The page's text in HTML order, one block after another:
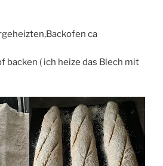
ca
backen ( ich heize das Blech mit